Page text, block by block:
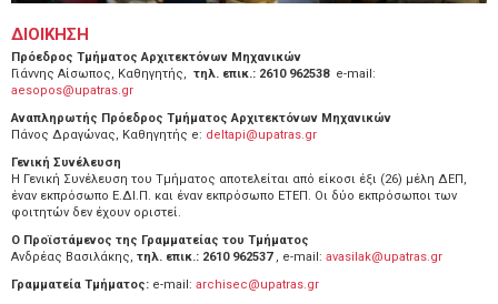
ΔΙΟΙΚΗΣΗ
Πρόεδρος Τμήματος Αρχιτεκτόνων Μηχανικών
Γιάννης Αίσωπος, Καθηγητής, τηλ. επικ.: 2610 962538e-mail:
aesopos@upatras.gr
Αναπληρωτής Πρόεδρος Τμήματος Αρχιτεκτόνων Μηχανικών
Πάνος Δραγώνας, Καθηγητής e: deltapi@upatras.gr
Γενική Συνέλευση
H Γενική Συνέλευση του Τμήματος αποτελείται από είκοσι έξι (26) μέλη ΔΕΠ,
έναν εκπρόσωπο Ε.ΔΙ.Π. και έναν εκπρόσωπο ΕΤΕΠ. Οι δύο εκπρόσωποι των
φοιτητών δεν έχουν οριστεί.
Ο Προϊστάμενος της Γραμματείας του Τμήματος
Ανδρέας Βασιλάκης, τηλ. επικ.: 2610 962537 , e-mail: avasilak@upatras.gr
Γραμματεία Τμήματος: e-mail: archisec@upatras.gr